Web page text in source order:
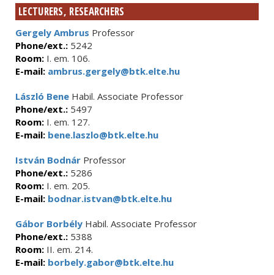
LECTURERS, RESEARCHERS
Gergely Ambrus Professor
Phone/ext.: 5242
Room: I. em. 106.
E-mail: ambrus.gergely@btk.elte.hu
László Bene Habil. Associate Professor
Phone/ext.: 5497
Room: I. em. 127.
E-mail: bene.laszlo@btk.elte.hu
István Bodnár Professor
Phone/ext.: 5286
Room: I. em. 205.
E-mail: bodnar.istvan@btk.elte.hu
Gábor Borbély Habil. Associate Professor
Phone/ext.: 5388
Room: II. em. 214.
E-mail: borbely.gabor@btk.elte.hu